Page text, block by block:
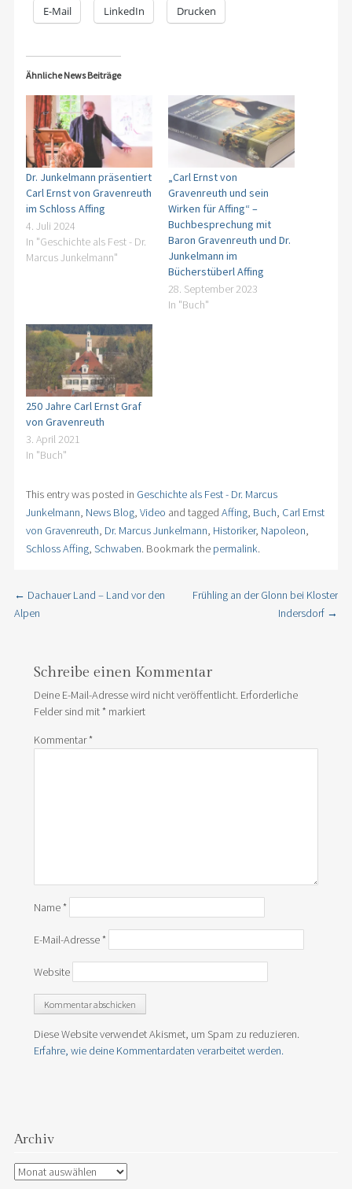
E-Mail LinkedIn Drucken
Ähnliche News Beiträge
Dr. Junkelmann präsentiert
Carl Ernst von Gravenreuth
im Schloss Affing
4. Juli 2024
In "Geschichte als Fest - Dr.
Marcus Junkelmann"
„Carl Ernst von
Gravenreuth und sein
Wirken für Affing“ –
Buchbesprechung mit
Baron Gravenreuth und Dr.
Junkelmann im
Bücherstüberl Affing
28. September 2023
In "Buch"
250 Jahre Carl Ernst Graf
von Gravenreuth
3. April 2021
In "Buch"
This entry was posted in Geschichte als Fest - Dr. Marcus
Junkelmann, News Blog, Video and tagged Affing, Buch, Carl Ernst
von Gravenreuth, Dr. Marcus Junkelmann, Historiker, Napoleon,
Schloss Affing, Schwaben. Bookmark the permalink.
Post navigation
← Dachauer Land – Land vor den
Alpen
Frühling an der Glonn bei Kloster
Indersdorf →
Schreibe einen Kommentar
Deine E-Mail-Adresse wird nicht veröffentlicht. Erforderliche
Felder sind mit*markiert
Kommentar*
Name*
E-Mail-Adresse*
Website
Diese Website verwendet Akismet, um Spam zu reduzieren.
Erfahre, wie deine Kommentardaten verarbeitet werden.
Archiv
Archiv